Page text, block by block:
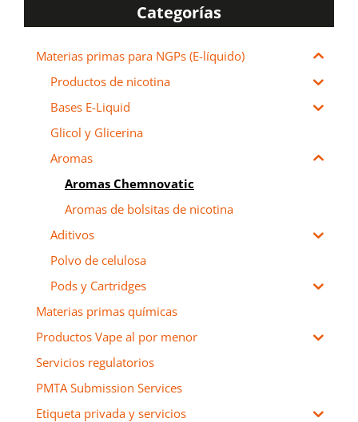
Categorías
Materias primas para NGPs (E-líquido)
Productos de nicotina
Bases E-Liquid
Glicol y Glicerina
Aromas
Aromas Chemnovatic
Aromas de bolsitas de nicotina
Aditivos
Polvo de celulosa
Pods y Cartridges
Materias primas químicas
Productos Vape al por menor
Servicios regulatorios
PMTA Submission Services
Etiqueta privada y servicios